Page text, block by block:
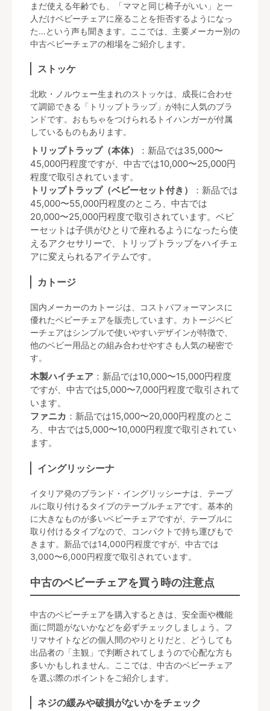
まだ使える年齢でも、「ママと同じ椅子がいい」と一
人だけベビーチェアに座ることを拒否するようになっ
た…という声も聞きます。ここでは、主要メーカー別の
中古ベビーチェアの相場をご紹介します。
ストッケ
北欧・ノルウェー生まれのストッケは、成長に合わせ
て調節できる「トリップトラップ」が特に人気のブラ
ンドです。おもちゃをつけられるトイハンガーが付属
しているものもあります。
トリップトラップ（本体）
：新品では35,000〜
45,000円程度ですが、中古では10,000〜25,000円
程度で取引されています。
トリップトラップ（ベビーセット付き）
：新品では
45,000〜55,000円程度のところ、中古では
20,000〜25,000円程度で取引されています。ベビ
ーセットは子供がひとりで座れるようになったら使
えるアクセサリーで、トリップトラップをハイチェ
アに変えられるアイテムです。
カトージ
国内メーカーのカトージは、コストパフォーマンスに
優れたベビーチェアを販売しています。カトージベビ
ーチェアはシンプルで使いやすいデザインが特徴で、
他のベビー用品との組み合わせやすさも人気の秘密で
す。
木製ハイチェア ：新品では10,000〜15,000円程度
ですが、中古では5,000〜7,000円程度で取引されて
います。
ファニカ ：新品では15,000〜20,000円程度のとこ
ろ、中古では5,000〜10,000円程度で取引されてい
ます。
イングリッシーナ
イタリア発のブランド・イングリッシーナは、テーブ
ルに取り付けるタイプのテーブルチェアです。基本的
に大きなものが多いベビーチェアですが、テーブルに
取り付けるタイプなので、コンパクトで持ち運びもで
きます。新品では14,000円程度ですが、中古では
3,000〜6,000円程度で取引されています。
中古のベビーチェアを買う時の注意点
中古のベビーチェアを購入するときは、安全面や機能
面に問題がないかなどを必ずチェックしましょう。フ
リマサイトなどの個人間のやりとりだと、どうしても
出品者の「主観」で判断されてしまうので心配な方も
多いかもしれません。ここでは、中古のベビーチェア
を選ぶ際のポイントをご紹介します。
ネジの緩みや破損がないかをチェック